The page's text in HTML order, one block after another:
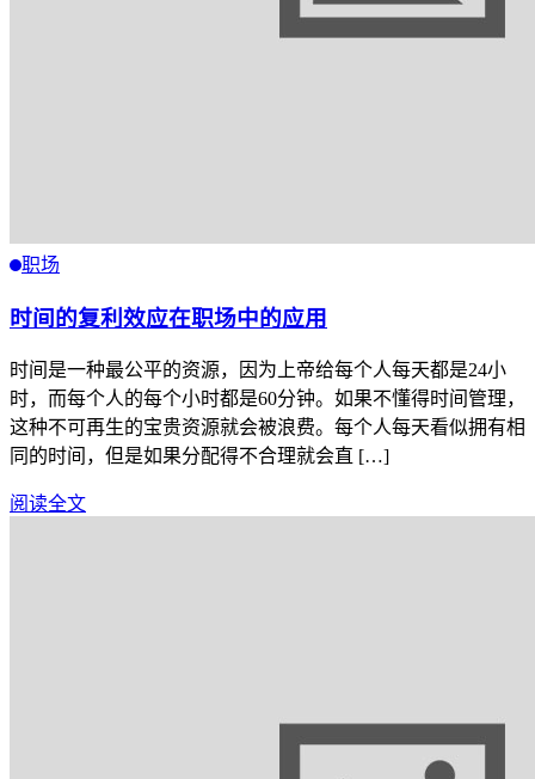
职场
时间的复利效应在职场中的应用
时间是一种最公平的资源，因为上帝给每个人每天都是24小
时，而每个人的每个小时都是60分钟。如果不懂得时间管理，
这种不可再生的宝贵资源就会被浪费。每个人每天看似拥有相
同的时间，但是如果分配得不合理就会直 […]
阅读全文